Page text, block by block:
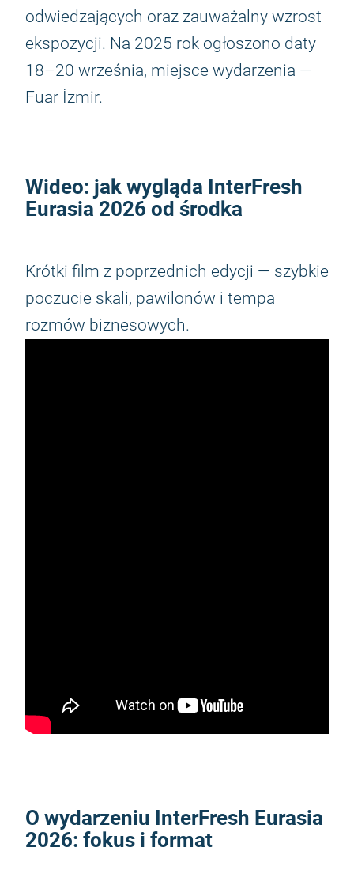
odwiedzających oraz zauważalny wzrost
ekspozycji. Na 2025 rok ogłoszono daty
18–20 września, miejsce wydarzenia —
Fuar İzmir.
Wideo: jak wygląda InterFresh
Eurasia 2026 od środka
Krótki film z poprzednich edycji — szybkie
poczucie skali, pawilonów i tempa
rozmów biznesowych.
O wydarzeniu InterFresh Eurasia
2026: fokus i format